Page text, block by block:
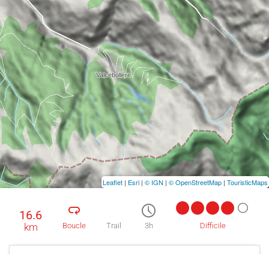
16.6
km Boucle Trail 3h Difficile
Leaflet | Esri | © IGN | © OpenStreetMap | TouristicMaps